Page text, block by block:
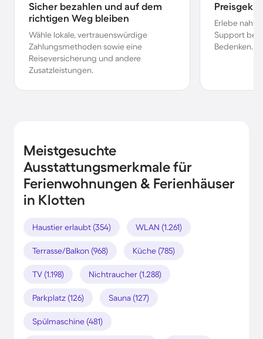
Sicher bezahlen und auf dem
richtigen Weg bleiben
Wähle lokale, vertrauenswürdige
Zahlungsmethoden sowie eine
Reiseversicherung und andere
Zusatzleistungen.
Erlebe
Support bei
Bedenken.
Meistgesuchte
Ausstattungsmerkmale für
Ferienwohnungen & Ferienhäuser
in Klotten
Haustier erlaubt (354) WLAN (1.261)
Terrasse/Balkon (968) Küche (785)
TV (1.198) Nichtraucher (1.288)
Parkplatz (126) Sauna (127)
Spülmaschine (481)